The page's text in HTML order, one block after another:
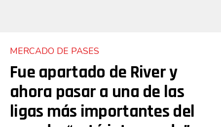
MERCADO DE PASES
Fue apartado de River y
ahora pasar a una de las
ligas más importantes del